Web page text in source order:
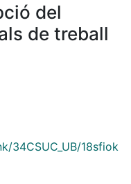
del
de treball
34CSUC_UB/18sfiok